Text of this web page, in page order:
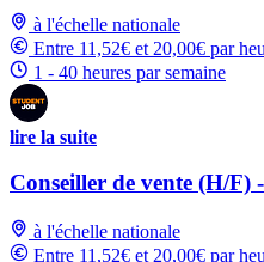
à l'échelle nationale
Entre 11,52€ et 20,00€ par
1 - 40 heures par semaine
lire la suite
Conseiller de vente (H/F)
à l'échelle nationale
Entre 11,52€ et 20,00€ par